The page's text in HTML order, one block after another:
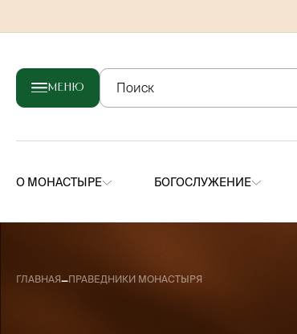
МЕНЮ
О МОНАСТЫРЕ БОГОСЛУЖЕНИЕ
ГЛАВНАЯ–ПРАВЕДНИКИ МОНАСТЫРЯ